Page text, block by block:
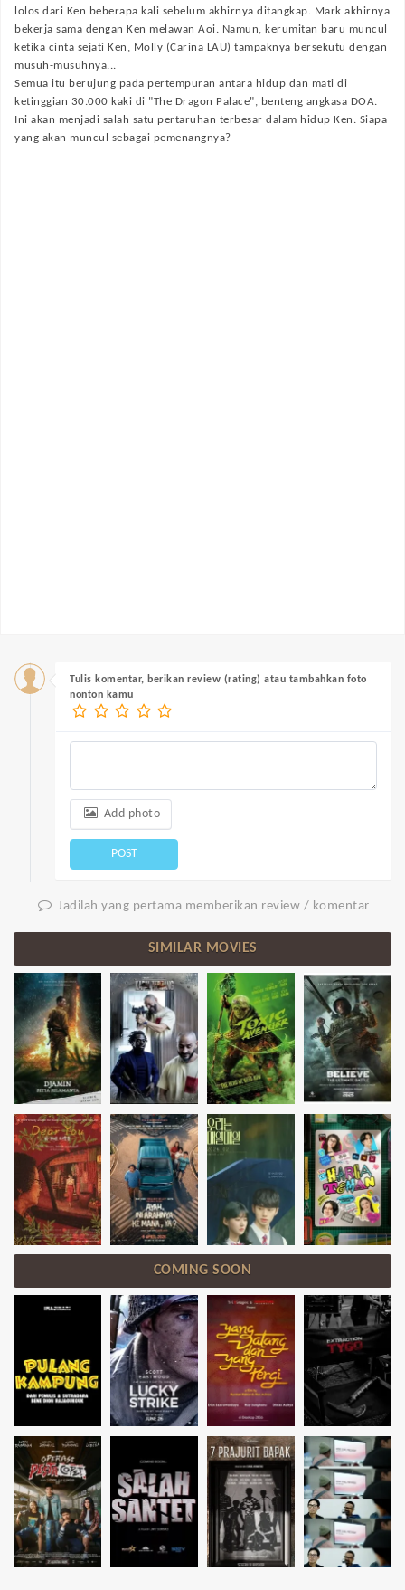
lolos dari Ken beberapa kali sebelum akhirnya ditangkap. Mark akhirnya
bekerja sama dengan Ken melawan Aoi. Namun, kerumitan baru muncul
ketika cinta sejati Ken, Molly (Carina LAU) tampaknya bersekutu dengan
musuh-musuhnya...
Semua itu berujung pada pertempuran antara hidup dan mati di
ketinggian 30.000 kaki di "The Dragon Palace", benteng angkasa DOA.
Ini akan menjadi salah satu pertaruhan terbesar dalam hidup Ken. Siapa
yang akan muncul sebagai pemenangnya?
Tulis komentar, berikan review (rating) atau tambahkan foto
nonton kamu
Add photo
POST
Jadilah yang pertama memberikan review / komentar
SIMILAR MOVIES
COMING SOON